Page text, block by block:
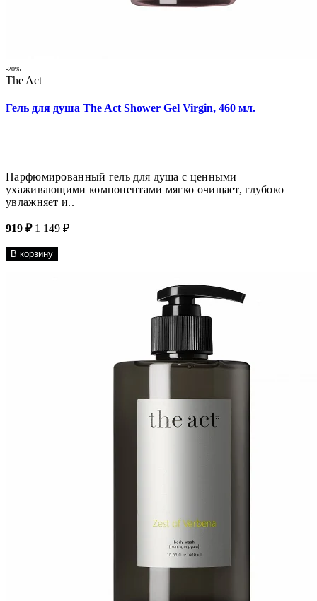
-20%
The Act
Гель для душа The Act Shower Gel Virgin, 460 мл.
Парфюмированный гель для душа с ценными
ухаживающими компонентами мягко очищает, глубоко
увлажняет и..
919 ₽ 1 149 ₽
В корзину